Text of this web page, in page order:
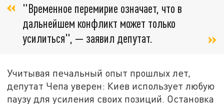
"Временное перемирие означает, что в
дальнейшем конфликт может только
усилиться", — заявил депутат.
Учитывая печальный опыт прошлых лет,
депутат Чепа уверен: Киев использует любую
паузу для усиления своих позиций. Остановка